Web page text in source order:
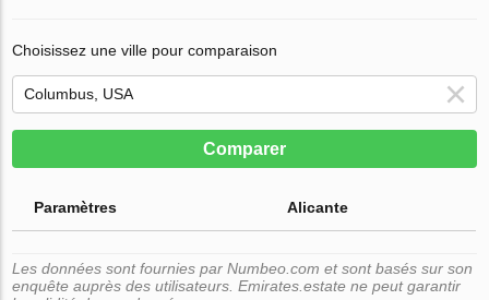
Choisissez une ville pour comparaison
Comparer
Paramètres Alicante
Les données sont fournies par Numbeo.com et sont basés sur son
enquête auprès des utilisateurs. Emirates.estate ne peut garantir